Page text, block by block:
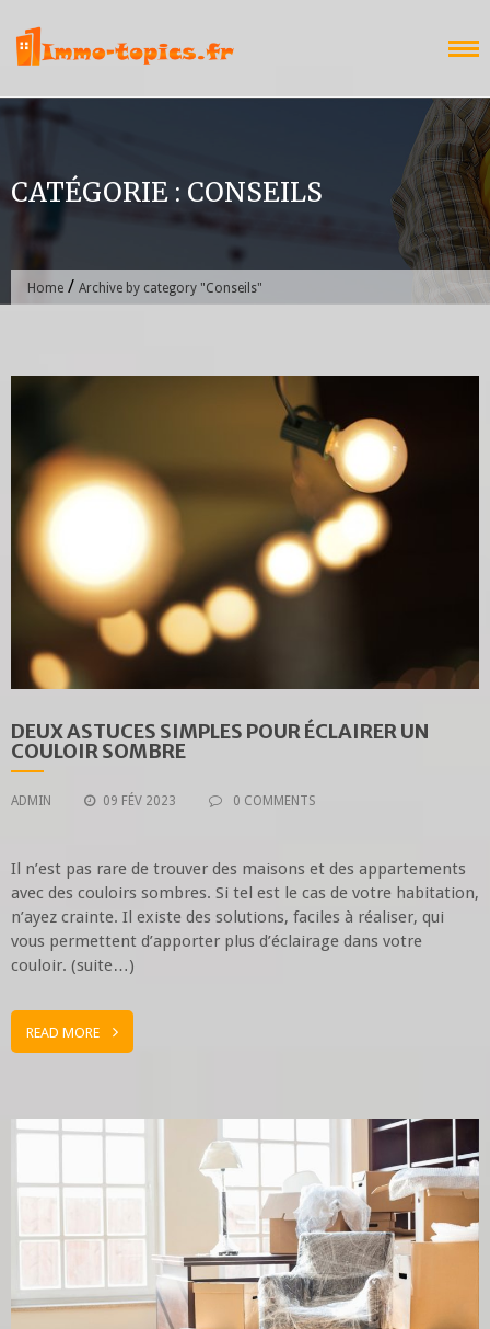
content
CATÉGORIE : CONSEILS
Home / Archive by category "Conseils"
DEUX ASTUCES SIMPLES POUR ÉCLAIRER UN
COULOIR SOMBRE
ADMIN 09 FÉV 2023 0 COMMENTS
Il n’est pas rare de trouver des maisons et des appartements
avec des couloirs sombres. Si tel est le cas de votre habitation,
n’ayez crainte. Il existe des solutions, faciles à réaliser, qui
vous permettent d’apporter plus d’éclairage dans votre
couloir. (suite…)
READ MORE